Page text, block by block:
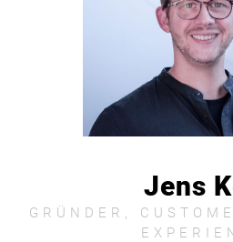
Jens
GRÜNDER,